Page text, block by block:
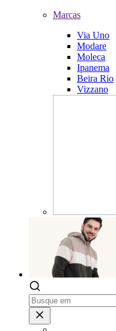
Marcas
Via Uno
Modare
Moleca
Ipanema
Beira Rio
Vizzano